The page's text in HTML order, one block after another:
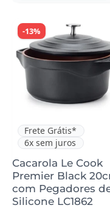
-13%
Frete Grátis*
6x sem juros
Cacarola Le Cook
Premier Black
com Pegadores
Silicone LC1862